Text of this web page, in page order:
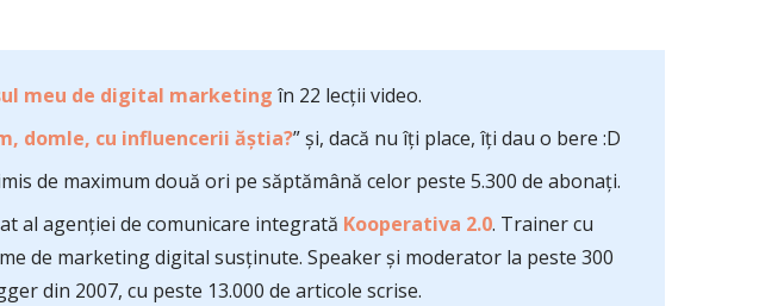
meu de digital marketing în 22 lecții video.
domle, cu influencerii ăștia?” și, dacă nu îți place, îți dau o bere :D
de maximum două ori pe săptămână celor peste 5.300 de abonați.
al agenției de comunicare integrată Kooperativa 2.0. Trainer cu
de marketing digital susținute. Speaker și moderator la peste 300
din 2007, cu peste 13.000 de articole scrise.